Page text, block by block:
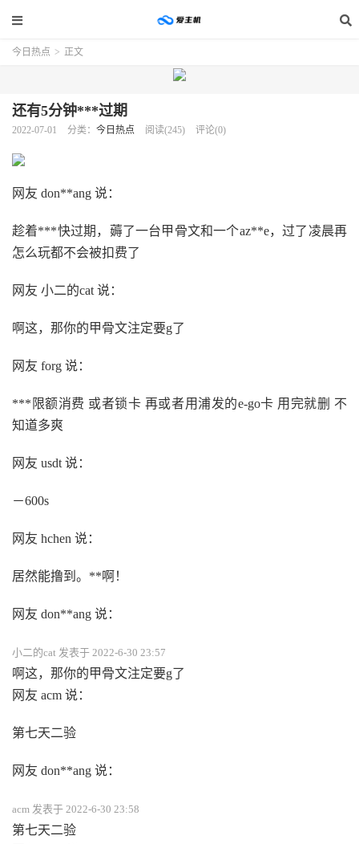
今日热点 > 正文
还有5分钟***过期
2022-07-01 分类： 今日热点 阅读(245) 评论(0)
网友 don**ang 说：
趁着***快过期，薅了一台甲骨文和一个az**e，过了凌晨再
怎么玩都不会被扣费了
网友 小二的cat 说：
啊这，那你的甲骨文注定要g了
网友 forg 说：
***限额消费 或者锁卡 再或者用浦发的e-go卡 用完就删 不
知道多爽
网友 usdt 说：
－600s
网友 hchen 说：
居然能撸到。**啊！
网友 don**ang 说：
小二的cat 发表于 2022-6-30 23:57
啊这，那你的甲骨文注定要g了
网友 acm 说：
第七天二验
网友 don**ang 说：
acm 发表于 2022-6-30 23:58
第七天二验